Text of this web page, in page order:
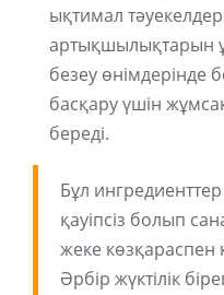
ықтимал
артықшылықтарын
безеу өнімдерінде
басқару үшін
береді.
Бұл ингредиенттер
қауіпсіз болып
жеке
Әрбір жүктілік